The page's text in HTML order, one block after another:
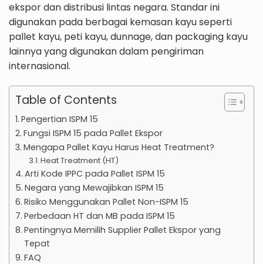
ekspor dan distribusi lintas negara. Standar ini
digunakan pada berbagai kemasan kayu seperti
pallet kayu, peti kayu, dunnage, dan packaging kayu
lainnya yang digunakan dalam pengiriman
internasional.
Table of Contents
Pengertian ISPM 15
Fungsi ISPM 15 pada Pallet Ekspor
Mengapa Pallet Kayu Harus Heat Treatment?
Heat Treatment (HT)
Arti Kode IPPC pada Pallet ISPM 15
Negara yang Mewajibkan ISPM 15
Risiko Menggunakan Pallet Non-ISPM 15
Perbedaan HT dan MB pada ISPM 15
Pentingnya Memilih Supplier Pallet Ekspor yang
Tepat
FAQ